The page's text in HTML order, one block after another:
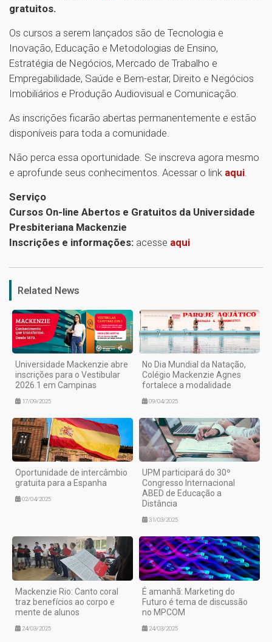
gratuitos.
Os cursos a serem lançados são de Tecnologia e
Inovação, Educação e Metodologias de Ensino,
Estratégia de Negócios, Mercado de Trabalho e
Empregabilidade, Saúde e Bem-estar, Direito e Negócios
Imobiliários e Produção Audiovisual e Comunicação.
As inscrições ficarão abertas permanentemente e estão
disponíveis para toda a comunidade.
Não perca essa oportunidade. Se inscreva agora mesmo
e aprofunde seus conhecimentos. Acessar o link aqui
Serviço
Cursos On-line Abertos e Gratuitos da Universidade
Presbiteriana Mackenzie
Inscrições e informações: acesse aqui
1
Related News
Universidade Mackenzie abre
inscrições para o Vestibular
2026.1 em Campinas
17/09/2025
No Dia Mundial da Natação,
Colégio Mackenzie Agnes
fortalece a modalidade
09/04/2025
Oportunidade de intercâmbio
gratuita para a Espanha
02/04/2025
UPM participará do 30º
Congresso Internacional
ABED de Educação a
Distância
31/03/2025
Mackenzie Rio: Canto coral
traz benefícios ao corpo e
mente de alunos
24/03/2025
É amanhã: Marketing do
Futuro é tema de discussão
no MPCOM
24/03/2025